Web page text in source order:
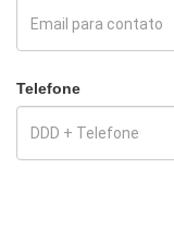
Telefone